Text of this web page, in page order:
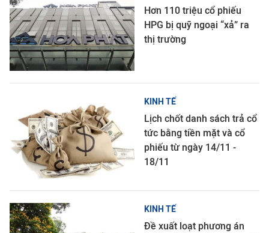
Hơn 110 triệu cổ phiếu
HPG bị quỹ ngoại “xả” ra
thị trường
KINH TẾ
Lịch chốt danh sách trả cổ
tức bằng tiền mặt và cổ
phiếu từ ngày 14/11 -
18/11
KINH TẾ
Đề xuất loạt phương án